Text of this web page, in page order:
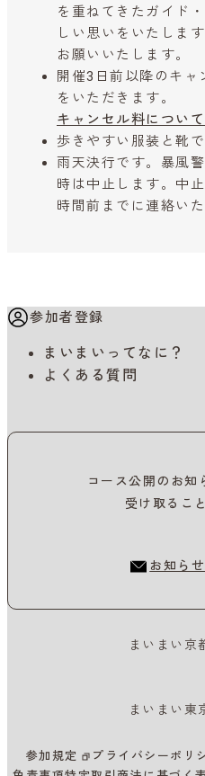
を重ねてきたガイド
しい思いをいたしま
お願いいたします。
開催3日前以降のキャ
をいただきます。
キャンセル料につい
歩きやすい服装と靴
雨天決行です。暴風
時は中止します。中
時間前までに連絡いた
参加者登録
まいまいってなに？
よくある質問
コース公開のお知
受け取るこ
お知ら
まいまい京
まいまい東
参加規定
プライバシーポリ